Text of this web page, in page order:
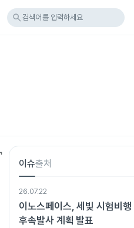
search 검색어를 입력하세요
이슈출처
26.07.22
이노스페이스, 세빛 시험비
후속발사 계획 발표